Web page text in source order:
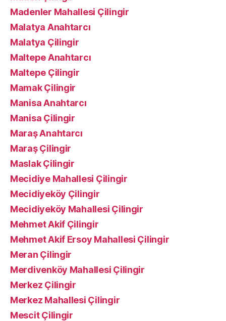
Madenler Mahallesi Çilingir
Malatya Anahtarcı
Malatya Çilingir
Maltepe Anahtarcı
Maltepe Çilingir
Mamak Çilingir
Manisa Anahtarcı
Manisa Çilingir
Maraş Anahtarcı
Maraş Çilingir
Maslak Çilingir
Mecidiye Mahallesi Çilingir
Mecidiyeköy Çilingir
Mecidiyeköy Mahallesi Çilingir
Mehmet Akif Çilingir
Mehmet Akif Ersoy Mahallesi Çilingir
Meran Çilingir
Merdivenköy Mahallesi Çilingir
Merkez Çilingir
Merkez Mahallesi Çilingir
Mescit Çilingir